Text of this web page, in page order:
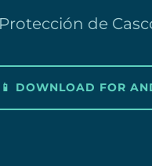
de
📱 DOWNLOAD FOR